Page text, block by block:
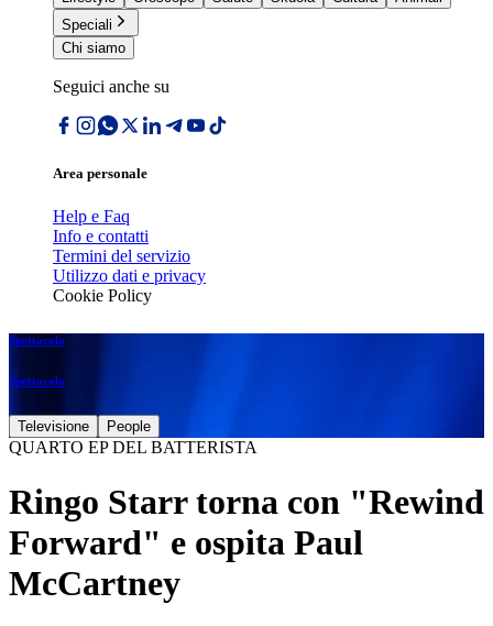
Speciali
Chi siamo
Seguici anche su
Area personale
Help e Faq
Info e contatti
Termini del servizio
Utilizzo dati e privacy
Cookie Policy
Spettacolo
Spettacolo
Televisione People
QUARTO EP DEL BATTERISTA
Ringo Starr torna con "Rewind
Forward" e ospita Paul
McCartney